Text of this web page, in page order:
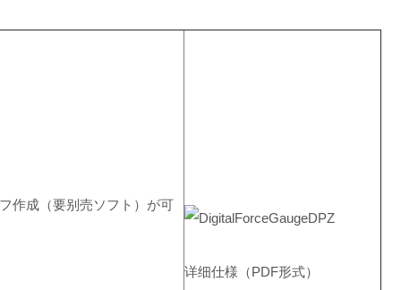
作成（要别売ソフト）が可
详细仕様（PDF形式）